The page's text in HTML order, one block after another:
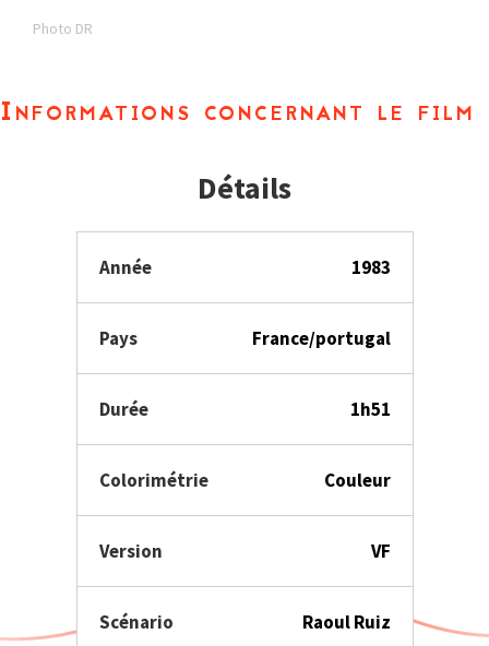
Photo DR
Informations concernant le film
Détails
Année 1983
Pays France/portugal
Durée 1h51
Colorimétrie Couleur
Version VF
Scénario Raoul Ruiz